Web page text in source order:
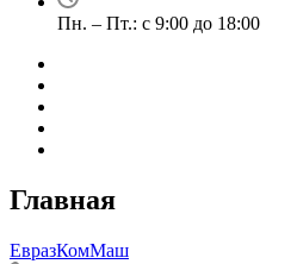
Пн. – Пт.: с 9:00 до 18:00
Главная
ЕвразКомМаш